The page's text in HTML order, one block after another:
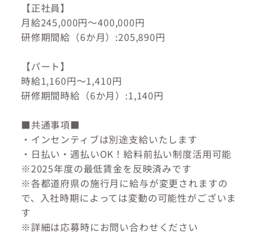
【正社員】
月給245,000円～400,000円
研修期間給（6か月）:205,890円
【パート】
時給1,160円～1,410円
研修期間時給（6か月）:1,140円
■共通事項■
・インセンティブは別途支給いたします
・日払い・週払いOK！給料前払い制度活用可能
※2025年度の最低賃金を反映済みです
※各都道府県の施行月に給与が変更されますの
で、入社時期によっては変動の可能性がございま
す
※詳細は応募時にお問い合わせください